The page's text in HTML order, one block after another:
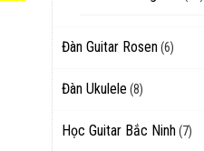
Đàn Guitar Rosen(6)
Đàn Ukulele (8)
Học Guitar Bắc Ninh(7)